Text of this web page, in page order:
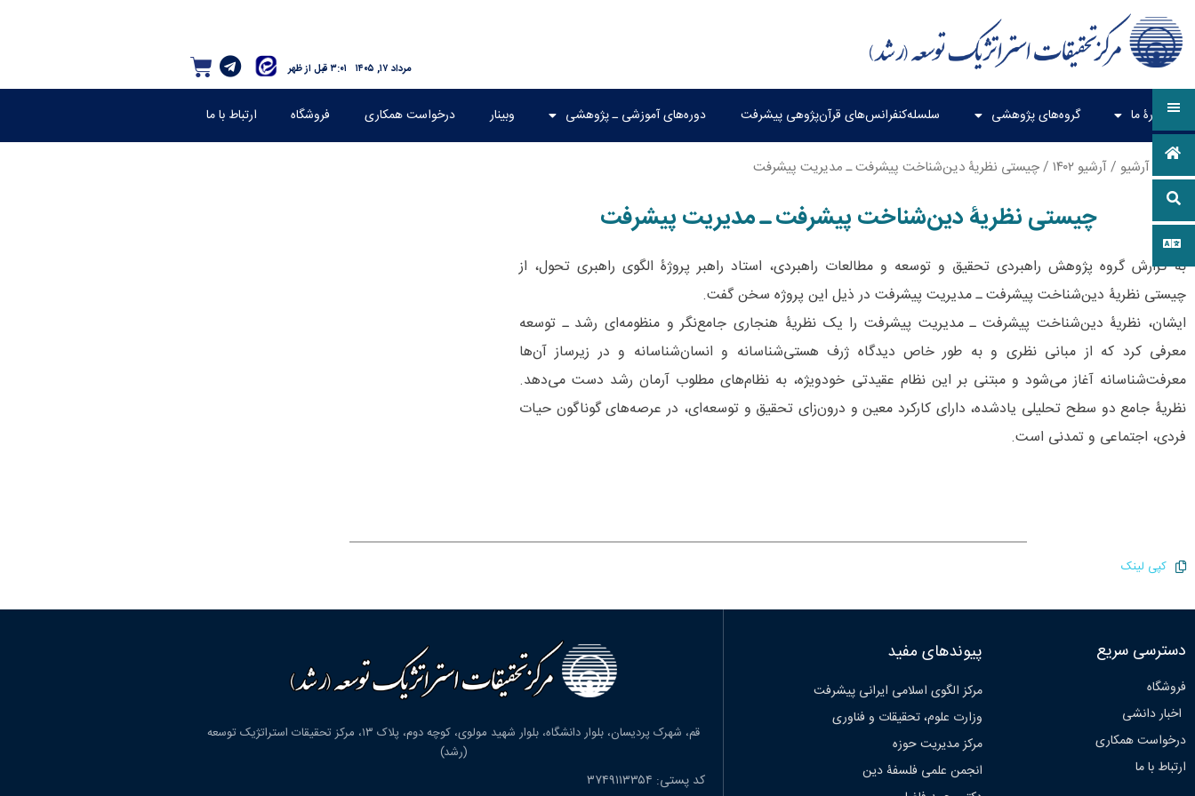
۳:۰۱ قبل از ظهر مرداد ۱۷, ۱۴۰۵
دربارۀ ما گروه‌های پژوهشی سلسله‌کنفرانس‌های قرآن‌پژوهی پیشرفت دوره‌های آموزشی ـ پژوهشی وبینار درخواست همکاری فروشگاه ارتباط با ما
آرشیو /آرشیو ۱۴۰۲ / چیستی نظریۀ دین‌شناخت پیشرفت ـ مدیریت پیشرفت
چیستی نظریۀ دین‌شناخت پیشرفت ـ مدیریت پیشرفت
به گزارش گروه پژوهش راهبردی تحقیق و توسعه و مطالعات راهبردی، استاد راهبر پروژۀ الگوی راهبری تحول، از
چیستی نظریۀ دین‌شناخت پیشرفت ـ مدیریت پیشرفت در ذیل این پروژه سخن گفت.
ایشان، نظریۀ دین‌شناخت پیشرفت ـ مدیریت پیشرفت را یک نظریۀ هنجاری جامع‌نگر و منظومه‌ای رشد ـ توسعه
معرفی کرد که از مبانی نظری و به طور خاص دیدگاه ژرف هستی‌شناسانه و انسان‌شناسانه و در زیرساز آن‌ها
معرفت‌شناسانه آغاز می‌شود و مبتنی بر این نظام عقیدتی خودویژه، به نظام‌های مطلوب آرمان رشد دست می‌دهد.
نظریۀ جامع دو سطح تحلیلی یادشده، دارای کارکرد معین و درون‌زای تحقیق و توسعه‌ای، در عرصه‌های گوناگون حیات
فردی، اجتماعی و تمدنی است.
کپی لینک
دسترسی سریع
فروشگاه
اخبار دانشی
درخواست همکاری
ارتباط با ما
پیوندهای مفید
مرکز الگوی اسلامی ایرانی پیشرفت
وزارت علوم، تحقیقات و فناوری
مرکز مدیریت حوزه
انجمن علمی فلسفۀ دین
قم، شهرک پردیسان، بلوار دانشگاه، بلوار شهید مولوی، کوچه دوم، پلاک ۱۳، مرکز تحقیقات استراتژیک توسعه
(رشد)
کد پستی: ۳۷۴۹۱۱۳۳۵۴